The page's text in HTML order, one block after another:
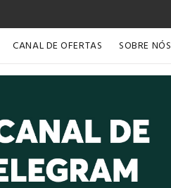
CANAL DE OFERTAS SOBRE NÓS